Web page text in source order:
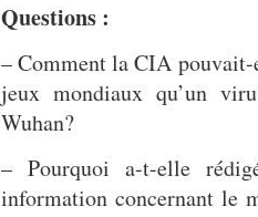
Questions :
– Comment la CIA pouvait-
jeux mondiaux qu’un
Wuhan?
– Pourquoi a-t-elle
information concernant le